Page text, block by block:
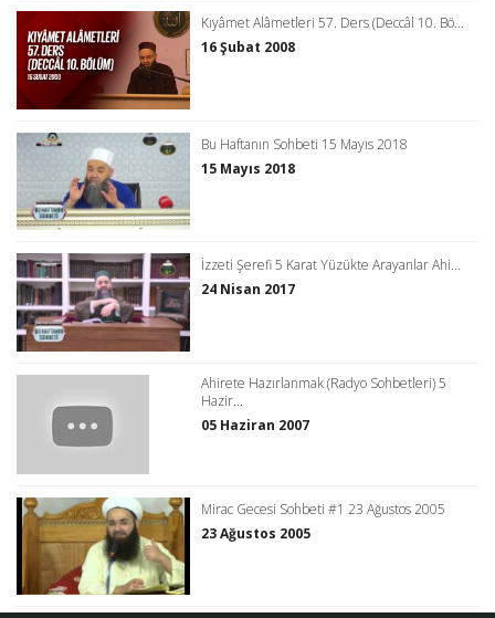
Kıyâmet Alâmetleri 57. Ders (Deccâl 10. Bö...
16 Şubat 2008
Bu Haftanın Sohbeti 15 Mayıs 2018
15 Mayıs 2018
İzzeti Şerefi 5 Karat Yüzükte Arayanlar Ahi...
24 Nisan 2017
Ahirete Hazırlanmak (Radyo Sohbetleri) 5
Hazir...
05 Haziran 2007
Mirac Gecesi Sohbeti #1 23 Ağustos 2005
23 Ağustos 2005